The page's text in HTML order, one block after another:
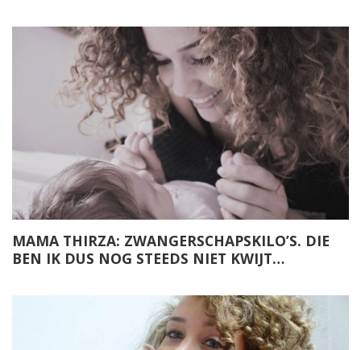
MAMA THIRZA: ZWANGERSCHAPSKILO’S. DIE
BEN IK DUS NOG STEEDS NIET KWIJT…